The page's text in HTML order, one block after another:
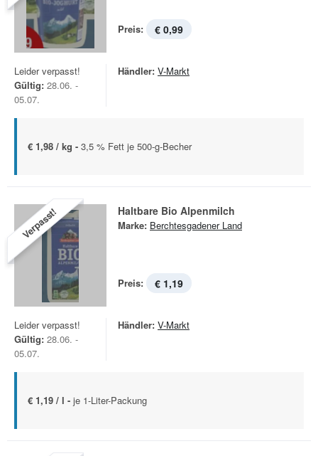
Preis: € 0,99
Leider verpasst!
Gültig: 28.06. -
05.07.
Händler: V-Markt
€ 1,98 / kg - 3,5 % Fett je 500-g-Becher
Verpasst! Haltbare Bio Alpenmilch
Marke: Berchtesgadener Land
Preis: € 1,19
Leider verpasst!
Gültig: 28.06. -
05.07.
Händler: V-Markt
€ 1,19 / l - je 1-Liter-Packung